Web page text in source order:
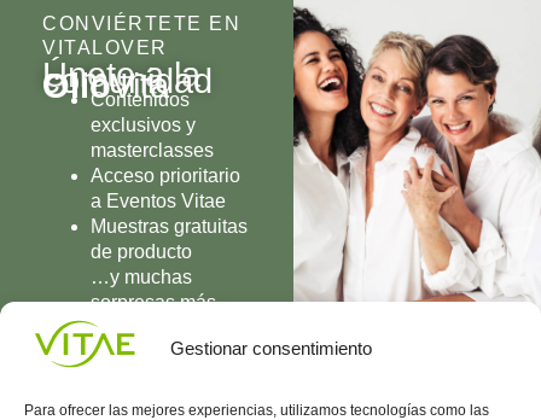
Gestionar consentimiento
Para ofrecer las mejores experiencias, utilizamos tecnologías como las
CONVIÉRTETE EN
VITALOVER
Únete a la
comunidad
OlioVita
Contenidos
exclusivos y
masterclasses
Acceso prioritario
a Eventos Vitae
Muestras gratuitas
de producto
…y muchas
sorpresas más
UNIRME